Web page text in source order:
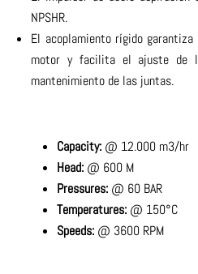
NPSHR.
El acoplamiento rígido
motor y facilita el ajuste de
mantenimiento de las juntas.
Capacity: @ 12.000 m3/hr
Head: @ 600 M
Pressures: @ 60 BAR
Temperatures: @ 150°C
Speeds: @ 3600 RPM